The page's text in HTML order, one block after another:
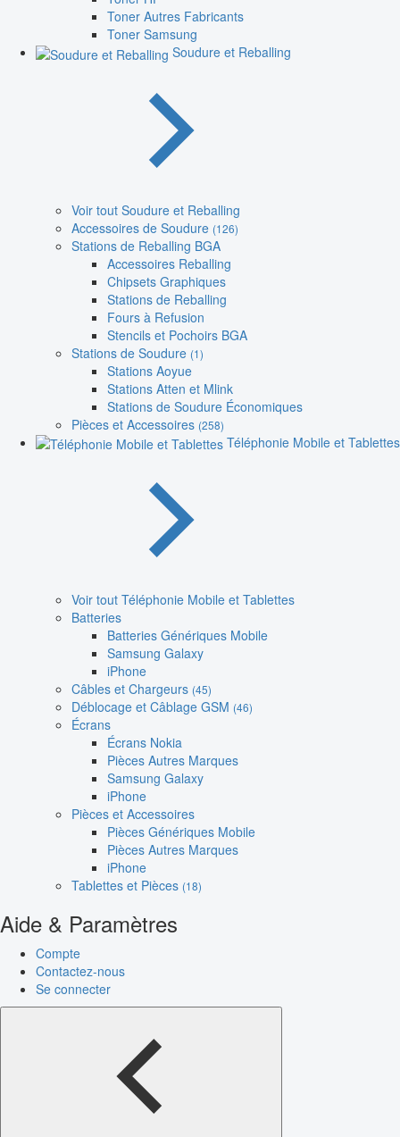
Toner Autres Fabricants
Toner Samsung
Soudure et Reballing
Voir tout Soudure et Reballing
Accessoires de Soudure (126)
Stations de Reballing BGA
Accessoires Reballing
Chipsets Graphiques
Stations de Reballing
Fours à Refusion
Stencils et Pochoirs BGA
Stations de Soudure (1)
Stations Aoyue
Stations Atten et Mlink
Stations de Soudure Économiques
Pièces et Accessoires (258)
Téléphonie Mobile et Tablettes
Voir tout Téléphonie Mobile et Tablettes
Batteries
Batteries Génériques Mobile
Samsung Galaxy
iPhone
Câbles et Chargeurs (45)
Déblocage et Câblage GSM (46)
Écrans
Écrans Nokia
Pièces Autres Marques
Samsung Galaxy
iPhone
Pièces et Accessoires
Pièces Génériques Mobile
Pièces Autres Marques
iPhone
Tablettes et Pièces (18)
Aide & Paramètres
Compte
Contactez-nous
Se connecter